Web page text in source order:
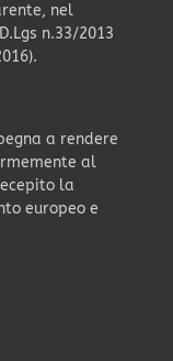
nel
n.33/2013
a rendere
al
la
europeo e